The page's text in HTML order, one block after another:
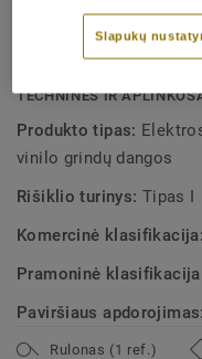
Tiks daugeliui Jūsų
TECHNINĖS IR
Produkto tipas:
vinilo grindų dangos
Rišiklio turinys: Tipas I
Komercinė klasifikacija:
Pramoninė
Paviršiaus apdorojimas:
Rulonas (1 ref.)
Slapukų